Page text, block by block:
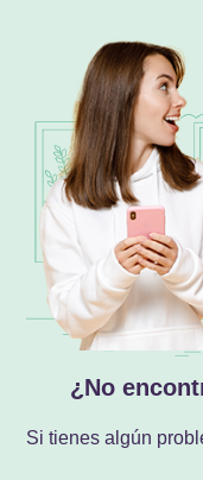
¿No
Si tienes algún